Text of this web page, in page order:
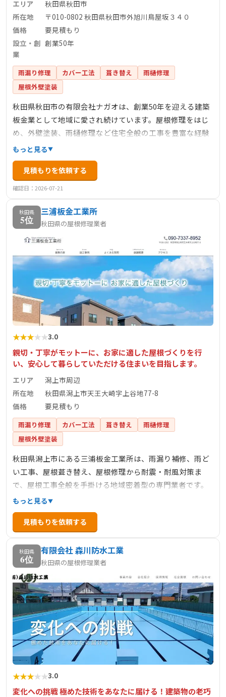
エリア
秋田県秋田市
所在地
〒010-0802 秋田県秋田市外旭川鳥屋坂３４０
価格
要見積もり
設立・創
業
創業50年
雨漏り修理 カバー工法 葺き替え
雨樋修理
屋根外壁塗装
秋田県秋田市の有限会社ナガオは、創業50年を迎える建築
板金業として地域に愛され続けています。屋根修理をはじ
め、外壁塗装、雨樋修理など住宅全般の工事を豊富な経験
で行っています。24時間電話対応可能で、ご相談やお見積
もりだけでも気軽に対応いたします。専門の技術で納得の
仕上がりを提供し、お客様の住まいを長期間守り続けま
す。
もっと見る
見積もりを依頼する
確認日：2026-07-21
秋田県
5位
三浦板金工業所
秋田県の屋根修理業者
★★★★★3.0
親切・丁寧がモットーに、お家に適した屋根づくりを行
い、安心して暮らしていただける住まいを目指します。
エリア
潟上市周辺
所在地
秋田県潟上市天王大崎字上谷地77-8
価格
要見積もり
雨漏り修理 カバー工法 葺き替え
雨樋修理
屋根外壁塗装
秋田県潟上市にある三浦板金工業所は、雨漏り補修、雨ど
い工事、屋根葺き替え、屋根修理から耐震・耐風対策ま
で、屋根工事全般を手掛ける地域密着型の専門業者です。
住宅から店舗まで、どんな小さな工事・修理でも経験豊富
なスタッフが親切・丁寧に対応いたします。お見積もりは
無料で承っており、良心的で確かな技術により、お客様に
安心と快適な住まいを提供しています。
もっと見る
見積もりを依頼する
秋田県
6位
有限会社 森川防水工業
秋田県の屋根修理業者
★★★★★3.0
変化への挑戦 極めた技術をあなたに届ける！建築物の老巧